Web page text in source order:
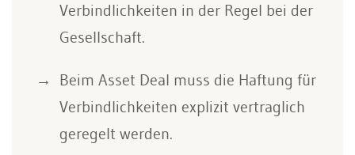
Verbindlichkeiten in der Regel bei der
Gesellschaft.
Beim Asset Deal muss die Haftung für
Verbindlichkeiten explizit vertraglich
geregelt werden.